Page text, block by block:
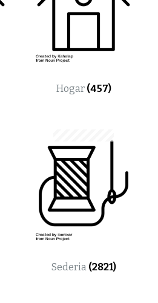
Hogar (457)
Sederia (2821)